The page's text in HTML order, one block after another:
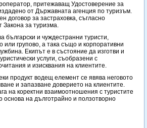
притежаващ Удостоверение за
от Държавната агенция по туризъм.
договор за застраховка, съгласно
Закона за туризма.
български и чуждестранни туристи,
групово, а така също и корпоративни
Екипът е в състояние да изготви и
услуги, съобразени с
и изисквания на клиентите.
продукт водещ елемент се явява неговото
и запазване доверието на клиентите.
на коректни взаимоотношения с туристите
основа на дълготрайно и ползотворно